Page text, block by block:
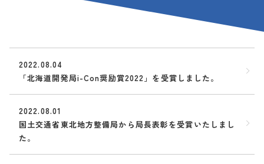
2022.08.04
「北海道開発局i-Con奨励賞2022」を受賞しました。
2022.08.01
国土交通省東北地方整備局から局長表彰を受賞いたしまし
た。